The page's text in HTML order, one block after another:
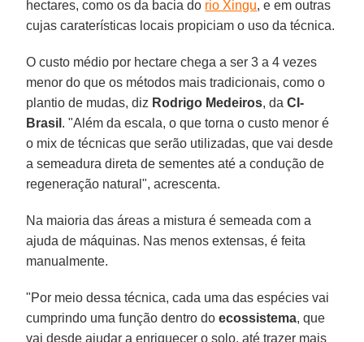
hectares, como os da bacia do rio Xingu, e em outras
cujas caraterísticas locais propiciam o uso da técnica.
O custo médio por hectare chega a ser 3 a 4 vezes
menor do que os métodos mais tradicionais, como o
plantio de mudas, diz Rodrigo Medeiros, daCI-
Brasil . "Além da escala, o que torna o custo menor é
o mix de técnicas que serão utilizadas, que vai desde
a semeadura direta de sementes até a condução de
regeneração natural", acrescenta.
Na maioria das áreas a mistura é semeada com a
ajuda de máquinas. Nas menos extensas, é feita
manualmente.
"Por meio dessa técnica, cada uma das espécies vai
cumprindo uma função dentro doecossistema, que
vai desde ajudar a enriquecer o solo, até trazer mais